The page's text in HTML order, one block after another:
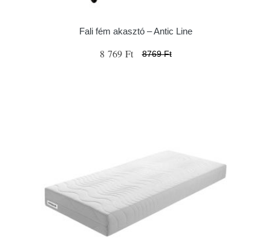
Fali fém akasztó – Antic Line
8 769 Ft 8769 Ft